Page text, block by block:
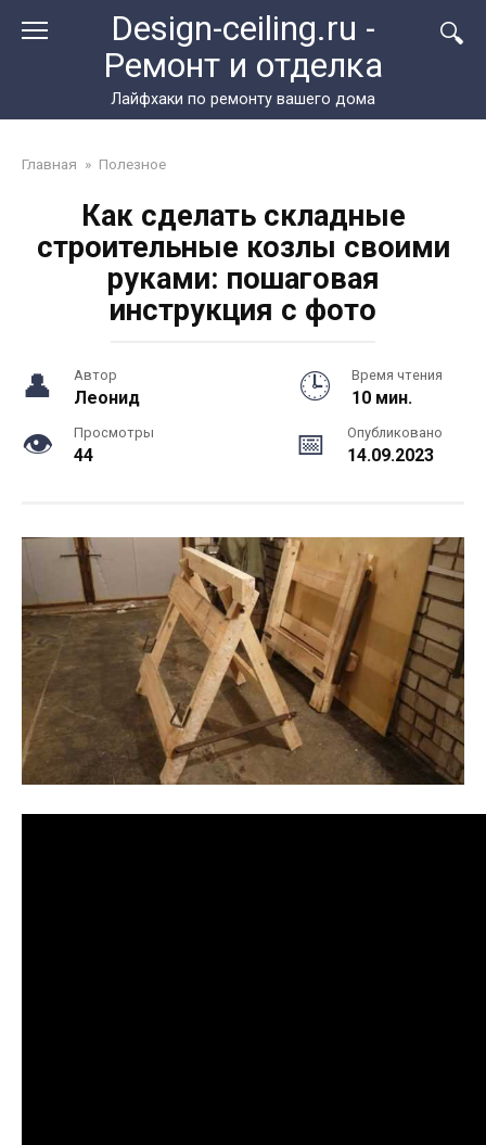
Design-ceiling.ru -
Ремонт и отделка
Лайфхаки по ремонту вашего дома
Главная » Полезное
Как сделать складные
строительные козлы своими
руками: пошаговая
инструкция с фото
Автор
Леонид
Время чтения
10 мин.
Просмотры
44
Опубликовано
14.09.2023